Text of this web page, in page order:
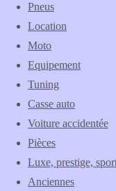
Pneus
Location
Moto
Equipement
Tuning
Casse auto
Voiture accidentée
Pièces
Luxe, prestige,
Anciennes